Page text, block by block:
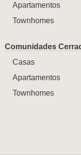
Apartamentos
Townhomes
Comunidades
Casas
Apartamentos
Townhomes